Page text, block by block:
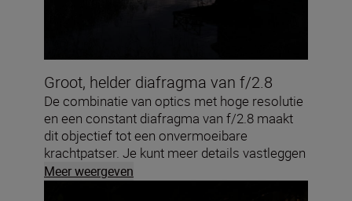
Groot, helder diafragma van f/2.8
De combinatie van optics met hoge resolutie
en een constant diafragma van f/2.8 maakt
dit objectief tot een onvermoeibare
krachtpatser. Je kunt meer details vastleggen
bij lagere ISO-waarden en snellere
Meer weergeven